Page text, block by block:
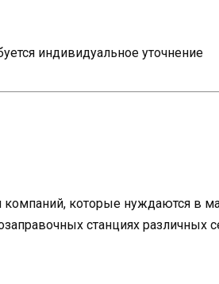
индивидуальное уточнение
компаний, которые нуждаются в
станциях различных